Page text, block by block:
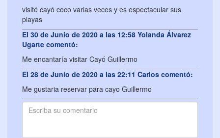
visité cayó coco varias veces y es espectacular sus
playas
El 30 de Junio de 2020 a las 12:58 Yolanda Álvarez
Ugarte comentó:
Me encantaría visitar Cayó Guillermo
El 28 de Junio de 2020 a las 22:11 Carlos comentó:
Me gustaria reservar para cayo Guillermo